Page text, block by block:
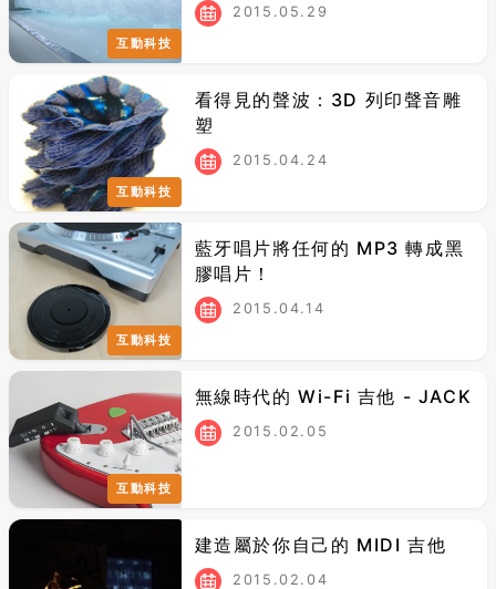
互動科技
2015.05.29
互動科技
看得見的聲波：3D 列印聲音雕
塑
2015.04.24
互動科技
藍牙唱片將任何的 MP3 轉成黑
膠唱片！
2015.04.14
互動科技
無線時代的 Wi-Fi 吉他 - JACK
2015.02.05
建造屬於你自己的 MIDI 吉他
2015.02.04